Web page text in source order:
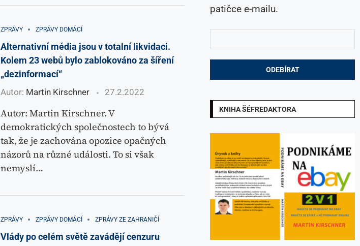
ZPRÁVY ZPRÁVY DOMÁCÍ
Alternativní média jsou v totalní likvidaci.
Kolem 23 webů bylo zablokováno za šíření
„dezinformací“
Autor: Martin Kirschner 27.2.2022
Autor: Martin Kirschner. V
demokratických společnostech to bývá
tak, že je zachována opozice opačných
názorů na různé události. To si však
nemyslí…
ZPRÁVY ZPRÁVY DOMÁCÍ ZPRÁVY ZE ZAHRANIČÍ
Vlády po celém světě zavádějí cenzuru
patičce e-mailu.
KNIHA ŠÉFREDAKTORA